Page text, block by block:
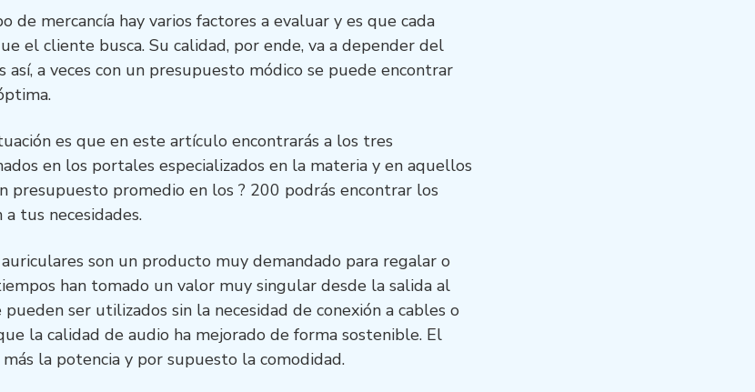
de mercancía hay varios factores a evaluar y es que cada
el cliente busca. Su calidad, por ende, va a depender del
así, a veces con un presupuesto módico se puede encontrar
es que en este artículo encontrarás a los tres
en los portales especializados en la materia y en aquellos
presupuesto promedio en los ? 200 podrás encontrar los
tus necesidades.
son un producto muy demandado para regalar o
han tomado un valor muy singular desde la salida al
ser utilizados sin la necesidad de conexión a cables o
la calidad de audio ha mejorado de forma sostenible. El
la potencia y por supuesto la comodidad.